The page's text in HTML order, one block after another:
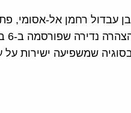
עבדול רחמן אל-אסומי,
.
שמשפיעה ישירות על